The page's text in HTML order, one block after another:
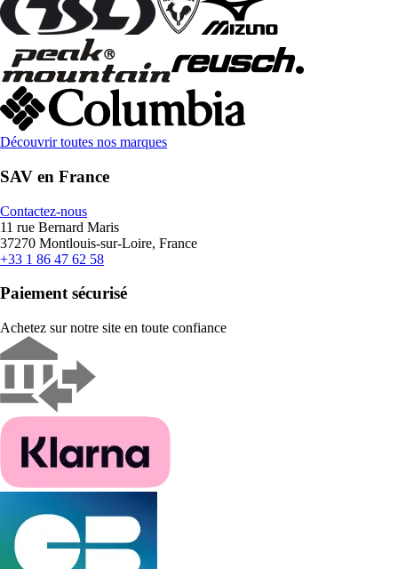
Découvrir toutes nos marques
SAV en France
Contactez-nous
11 rue Bernard Maris
37270 Montlouis-sur-Loire, France
+33 1 86 47 62 58
Paiement sécurisé
Achetez sur notre site en toute confiance